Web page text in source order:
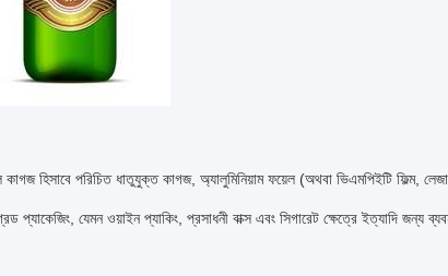
হিসাবে পরিচিত ধাতুযুক্ত কাগজ, অ্যালুমিনিয়াম ফয়েল (অথবা ভিএমপিইটি ফিল্ম,
প্যাকেজিং, যেমন ওয়াইন প্যাকিং, প্রসাধনী বাক্স এবং সিগারেট ক্ষেত্রে ইত্যাদি জন্য